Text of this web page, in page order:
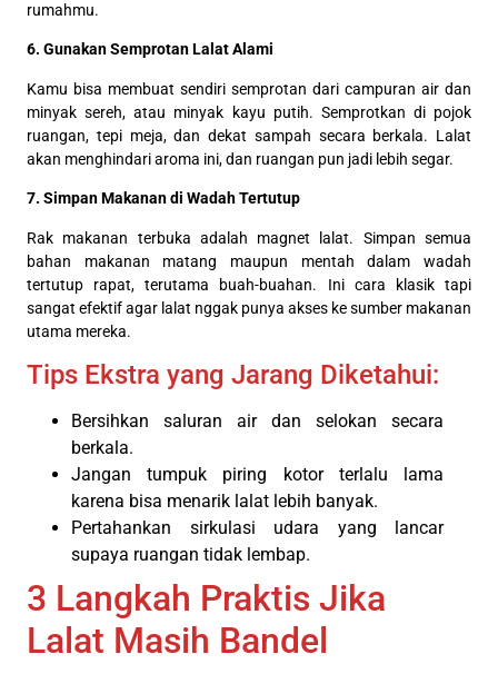
rumahmu.
6. Gunakan Semprotan Lalat Alami
Kamu bisa membuat sendiri semprotan dari campuran air dan
minyak sereh, atau minyak kayu putih. Semprotkan di pojok
ruangan, tepi meja, dan dekat sampah secara berkala. Lalat
akan menghindari aroma ini, dan ruangan pun jadi lebih segar.
7. Simpan Makanan di Wadah Tertutup
Rak makanan terbuka adalah magnet lalat. Simpan semua
bahan makanan matang maupun mentah dalam wadah
tertutup rapat, terutama buah-buahan. Ini cara klasik tapi
sangat efektif agar lalat nggak punya akses ke sumber makanan
utama mereka.
Tips Ekstra yang Jarang Diketahui:
Bersihkan saluran air dan selokan secara
berkala.
Jangan tumpuk piring kotor terlalu lama
karena bisa menarik lalat lebih banyak.
Pertahankan sirkulasi udara yang lancar
supaya ruangan tidak lembap.
3 Langkah Praktis Jika
Lalat Masih Bandel